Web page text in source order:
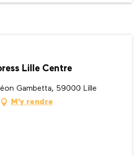
Lille Centre
Gambetta, 59000 Lille
M'y rendre